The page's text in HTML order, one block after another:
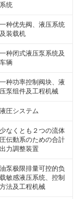
系统
一种优先阀、液压系统
及装载机
一种闭式液压泵系统及
车辆
一种功率控制阀块、液
压泵组件及工程机械
液圧システム
少なくとも２つの流体
圧伝動系のための合計
出力調整装置
油泵极限排量可控的负
载敏感液压系统、控制
方法及工程机械